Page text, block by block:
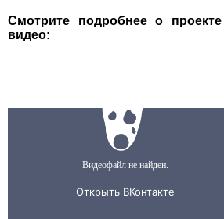
Смотрите подробнее о проекте
видео: